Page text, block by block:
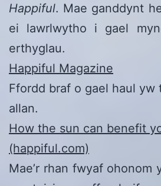
Happiful. Mae ganddynt
ei lawrlwytho i gael
erthyglau.
Happiful Magazine
Ffordd braf o gael haul yw
allan.
How the sun can benefit
(happiful.com)
Mae’r rhan fwyaf ohonom